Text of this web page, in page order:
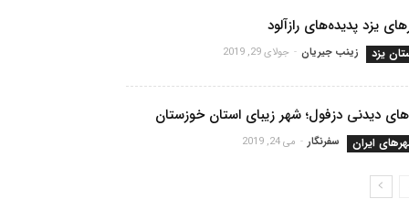
یزد پدیده‌های رازآلود
یزد زینب جیریان - جولای 29, 2019
دیدنی دزفول؛ شهر زیبای استان خوزستان
ایران سفرنگار - می 24, 2019